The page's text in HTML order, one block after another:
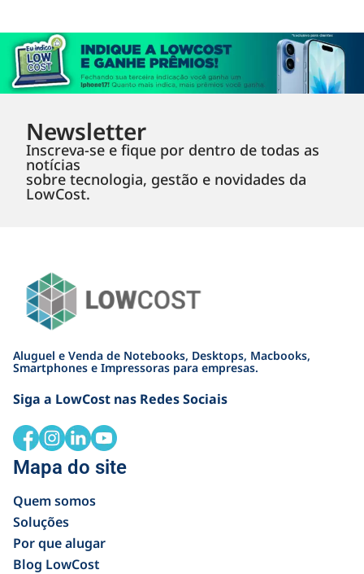
Newsletter
Inscreva-se e fique por dentro de todas as
notícias
sobre tecnologia, gestão e novidades da
LowCost.
Aluguel e Venda de Notebooks, Desktops, Macbooks,
Smartphones e Impressoras para empresas.
Siga a LowCost nas Redes Sociais
Mapa do site
Quem somos
Soluções
Por que alugar
Blog LowCost